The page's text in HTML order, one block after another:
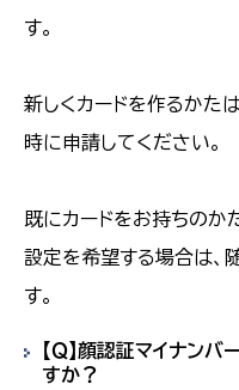
す。
新しくカードを作るかた
時に申請してください。
既にカードをお持ちのか
設定を希望する場合は、
す。
【Ｑ】顔認証マイナン
すか？